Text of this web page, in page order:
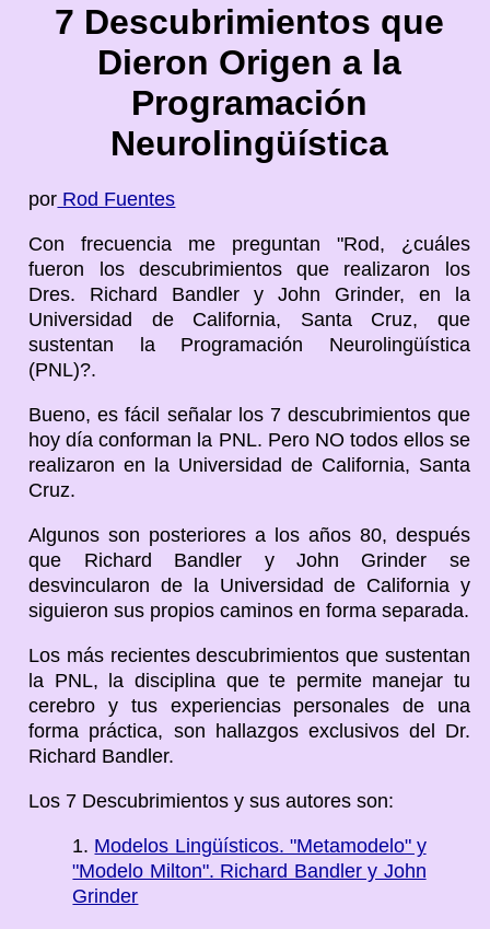
7 Descubrimientos que
Dieron Origen a la
Programación
Neurolingüística
por Rod Fuentes
Con frecuencia me preguntan "Rod, ¿cuáles
fueron los descubrimientos que realizaron los
Dres. Richard Bandler y John Grinder, en la
Universidad de California, Santa Cruz, que
sustentan la Programación Neurolingüística
(PNL)?.
Bueno, es fácil señalar los 7 descubrimientos que
hoy día conforman la PNL. Pero NO todos ellos se
realizaron en la Universidad de California, Santa
Cruz.
Algunos son posteriores a los años 80, después
que Richard Bandler y John Grinder se
desvincularon de la Universidad de California y
siguieron sus propios caminos en forma separada.
Los más recientes descubrimientos que sustentan
la PNL, la disciplina que te permite manejar tu
cerebro y tus experiencias personales de una
forma práctica, son hallazgos exclusivos del Dr.
Richard Bandler.
Los 7 Descubrimientos y sus autores son:
1. Modelos Lingüísticos. "Metamodelo" y
"Modelo Milton". Richard Bandler y John
Grinder